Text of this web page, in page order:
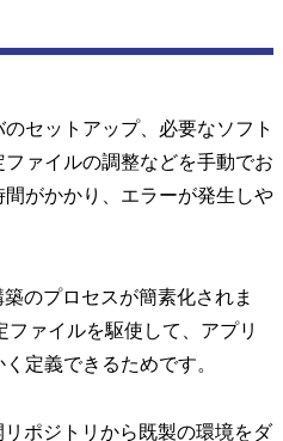
セットアップ、必要なソフト
ァイルの調整などを手動でお
がかかり、エラーが発生しや
のプロセスが簡素化されま
ファイルを駆使して、アプリ
定義できるためです。
リポジトリから既製の環境をダ